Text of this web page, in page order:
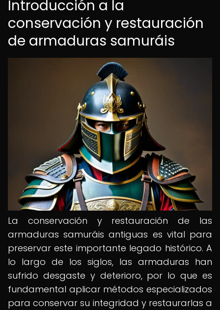
Introducción a la
conservación y restauración
de armaduras samuráis
La conservación y restauración de las
armaduras samuráis antiguas es vital para
preservar este importante legado histórico. A
lo largo de los siglos, las armaduras han
sufrido desgaste y deterioro, por lo que es
fundamental aplicar métodos especializados
para conservar su integridad y restaurarlas a